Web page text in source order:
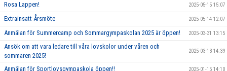
Rosa Lappen! 2025-05-15 15:07
Extrainsatt Årsmöte 2025-05-14 12:07
Anmälan för Summercamp och Sommargympaskolan 2025 är öppen! 2025-03-31 13:15
Ansök om att vara ledare till våra lovskolor under våren och
sommaren 2025!
2025-03-13 14:39
Anmälan för Sportlovsgympaskola öppen!! 2025-01-15 14:10